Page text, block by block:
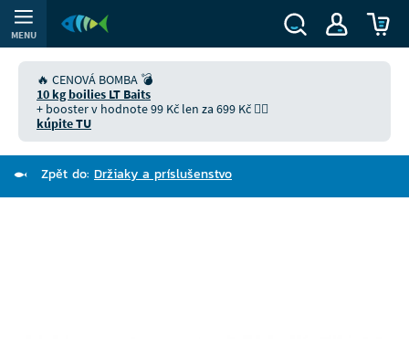
MENU
🔥 CENOVÁ BOMBA 💣
10 kg boilies LT Baits
+ booster v hodnote 99 Kč len za 699 Kč 👉🏻
kúpite TU
Zpět do: Držiaky a príslušenstvo